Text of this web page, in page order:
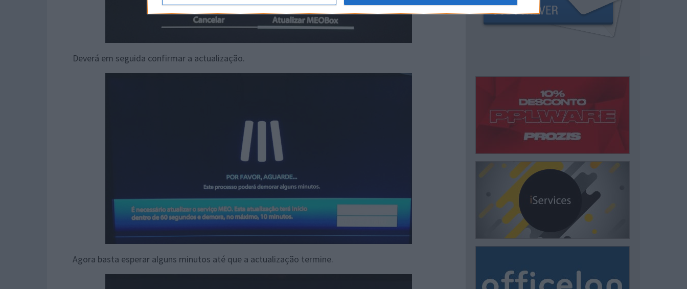
Deverá em seguida confirmar a actualização.
Agora basta esperar alguns minutos até que a actualização termine.